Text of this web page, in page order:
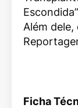
Além dele,
Ficha